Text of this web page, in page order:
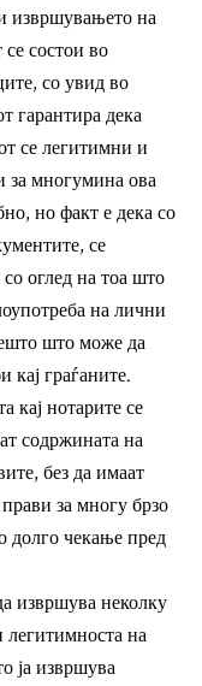
извршувањето на
се состои во
со увид во
гарантира дека
се легитимни и
за многумина ова
но факт е дека со
се
оглед на тоа што
на лични
што може да
кај граѓаните.
кај нотарите се
содржината на
без да имаат
за многу брзо
долго чекање пред
извршува неколку
на
ја извршува